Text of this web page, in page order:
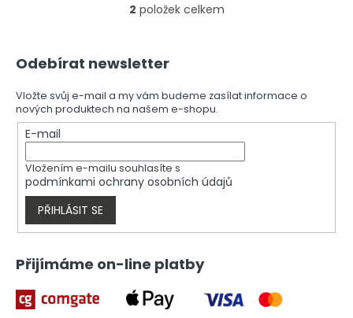
O
a
c
í
v
k
s
2 položek celkem
Odebírat newsletter
Vložte svůj e-mail a my vám budeme zasílat informace o
nových produktech na našem e-shopu.
E-mail
Vložením e-mailu souhlasíte s
podmínkami ochrany osobních údajů
PŘIHLÁSIT SE
Přijímáme on-line platby